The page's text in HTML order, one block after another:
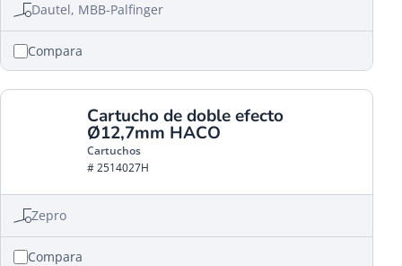
Dautel, MBB-Palfinger
Compara
Cartucho de doble efecto
Ø12,7mm HACO
Cartuchos
# 2514027H
Zepro
Compara